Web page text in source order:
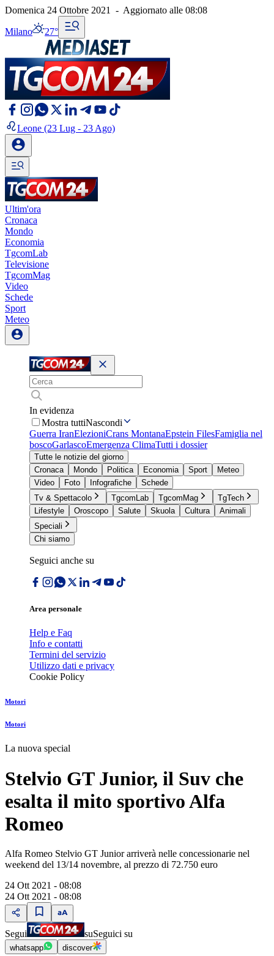
Domenica 24 Ottobre 2021 - Aggiornato alle 08:08
Milano 27°
Leone (23 Lug - 23 Ago)
Ultim'ora
Cronaca
Mondo
Economia
TgcomLab
Televisione
TgcomMag
Video
Schede
Sport
Meteo
In evidenza
Mostra tuttiNascondi
Guerra IranElezioniCrans MontanaEpstein FilesFamiglia nel
boscoGarlascoEmergenza ClimaTutti i dossier
Tutte le notizie del giorno
Cronaca
Mondo Politica Economia Sport
Meteo
Video
Foto Infografiche
Schede
Tv & Spettacolo
TgcomLab TgcomMag
TgTech
Lifestyle
Oroscopo Salute Skuola Cultura
Animali
Speciali
Chi siamo
Seguici anche su
Area personale
Help e Faq
Info e contatti
Termini del servizio
Utilizzo dati e privacy
Cookie Policy
Motori
Motori
La nuova special
Stelvio GT Junior, il Suv che
esalta il mito sportivo Alfa
Romeo
Alfa Romeo Stelvio GT Junior arriverà nelle concessionarie nel
weekend del 13/14 novembre, al prezzo di 72.750 euro
24 Ott 2021 - 08:08
24 Ott 2021 - 08:08
Segui suSeguici su
whatsapp discover